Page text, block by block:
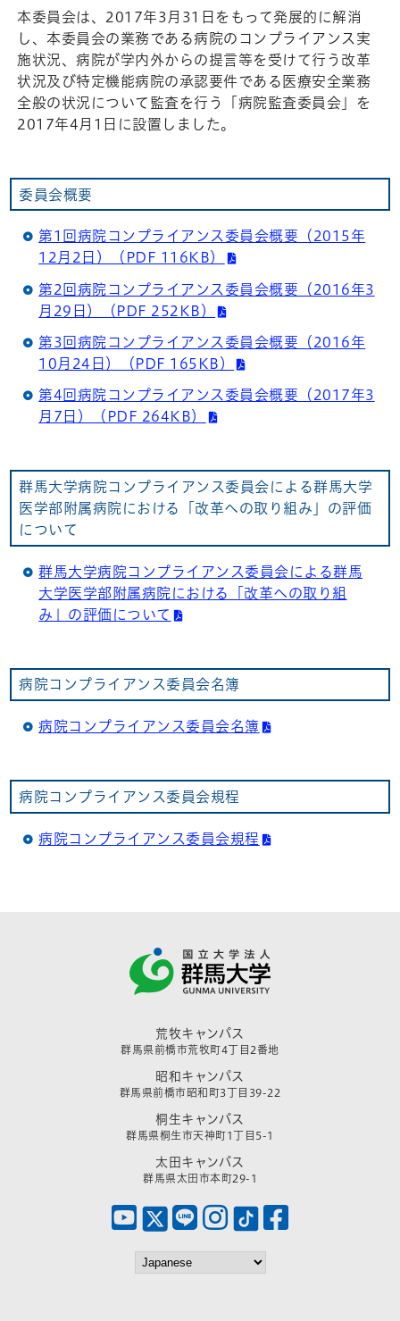
本委員会は、2017年3月31日をもって発展的に解消
し、本委員会の業務である病院のコンプライアンス実
施状況、病院が学内外からの提言等を受けて行う改革
状況及び特定機能病院の承認要件である医療安全業務
全般の状況について監査を行う「病院監査委員会」を
2017年4月1日に設置しました。
委員会概要
第1回病院コンプライアンス委員会概要（2015年
12月2日）（PDF 116KB）
第2回病院コンプライアンス委員会概要（2016年3
月29日）（PDF 252KB）
第3回病院コンプライアンス委員会概要（2016年
10月24日）（PDF 165KB）
第4回病院コンプライアンス委員会概要（2017年3
月7日）（PDF 264KB）
群馬大学病院コンプライアンス委員会による群馬大学
医学部附属病院における「改革への取り組み」の評価
について
群馬大学病院コンプライアンス委員会による群馬
大学医学部附属病院における「改革への取り組
み」の評価について
病院コンプライアンス委員会名簿
病院コンプライアンス委員会名簿
病院コンプライアンス委員会規程
病院コンプライアンス委員会規程
荒牧キャンパス
群馬県前橋市荒牧町4丁目2番地
昭和キャンパス
群馬県前橋市昭和町3丁目39-22
桐生キャンパス
群馬県桐生市天神町1丁目5-1
太田キャンパス
群馬県太田市本町29-1